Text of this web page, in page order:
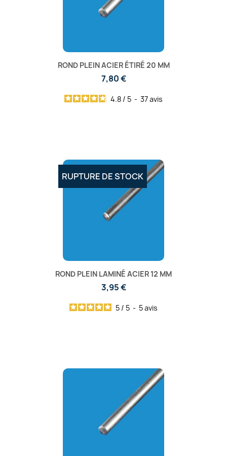
ROND PLEIN ACIER ÉTIRÉ 20 MM
7,80 €
4.8 / 5 - 37avis
ROND PLEIN LAMINÉ ACIER 12 MM
3,95 €
5 / 5 - 5avis
RUPTURE DE STOCK